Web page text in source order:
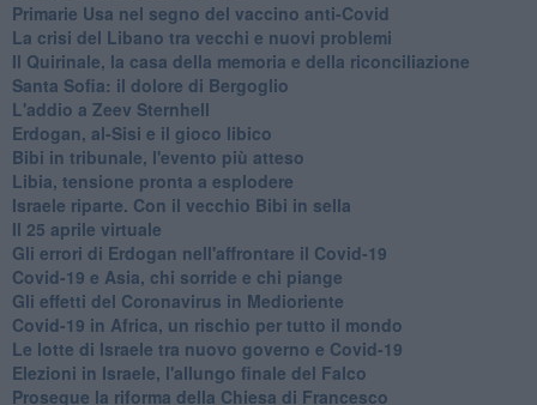
Primarie Usa nel segno del vaccino anti-Covid
La crisi del Libano tra vecchi e nuovi problemi
Il Quirinale, la casa della memoria e della riconciliazione
Santa Sofia: il dolore di Bergoglio
L'addio a ​Zeev Sternhell
Erdogan, al-Sisi e il gioco libico
Bibi in tribunale, l'evento più atteso
Libia, tensione pronta a esplodere
Israele riparte. Con il vecchio Bibi in sella
Il 25 aprile virtuale
Gli errori di Erdogan nell'affrontare il Covid-19
Covid-19 e Asia, chi sorride e chi piange
Gli effetti del Coronavirus in Medioriente
Covid-19 in Africa, un rischio per tutto il mondo
Le lotte di Israele tra nuovo governo e Covid-19
Elezioni in Israele, l'allungo finale del Falco
Prosegue la riforma della Chiesa di Francesco